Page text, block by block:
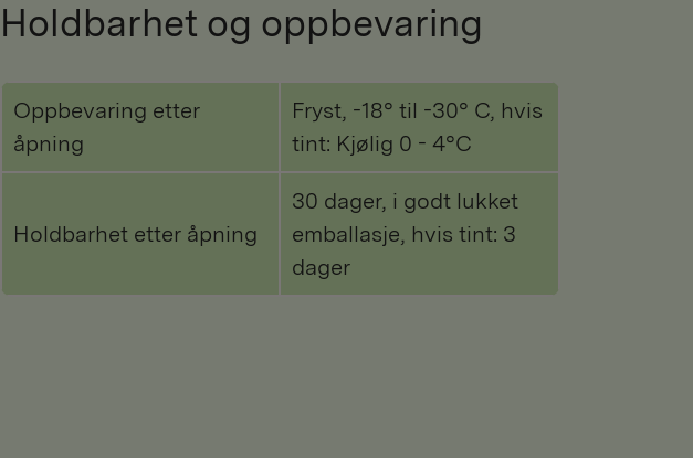
Holdbarhet og oppbevaring
Oppbevaring etter
åpning
Fryst, -18° til -30° C, hvis
tint: Kjølig 0 - 4°C
Holdbarhet etter åpning
30 dager, i godt lukket
emballasje, hvis tint: 3
dager